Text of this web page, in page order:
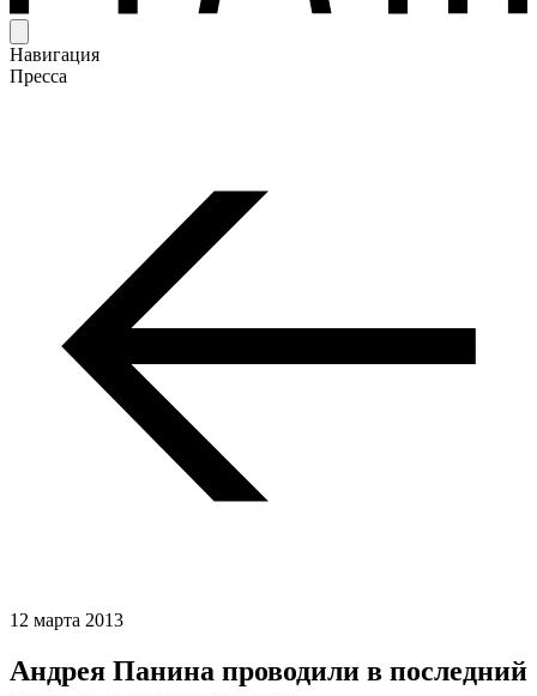
Навигация
Пресса
12 марта 2013
Андрея Панина проводили в последний